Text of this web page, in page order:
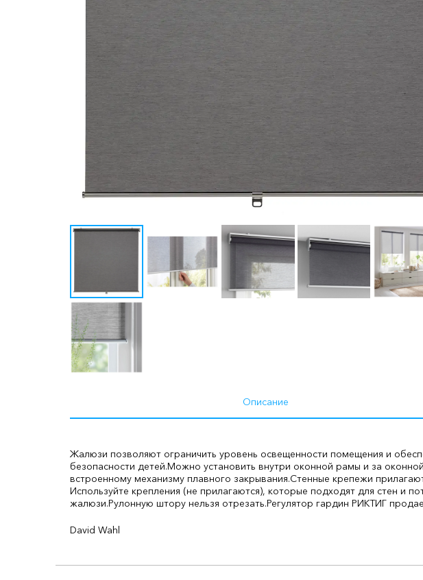
Описание
Жалюзи позволяют ограничить уровень освещенности помещения и
безопасности детей.Можно установить внутри оконной рамы и за
встроенному механизму плавного закрывания.Стенные крепежи
Используйте крепления (не прилагаются), которые подходят для стен и
жалюзи.Рулонную штору нельзя отрезать.Регулятор гардин РИКТИГ
David Wahl